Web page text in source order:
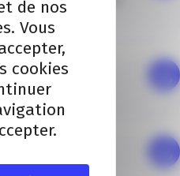
PRESSE PORT
de nos
Vous
cookies